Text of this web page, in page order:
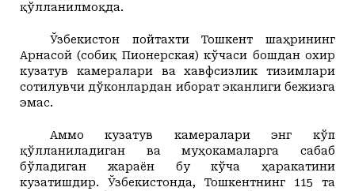
қўлланилмоқда.
Ўзбекистон пойтахти Тошкент шаҳрининг
Арнасой (собиқ Пионерская) кўчаси бошдан охир
кузатув камералари ва хавфсизлик тизимлари
сотилувчи дўконлардан иборат эканлиги бежизга
эмас.
Аммо кузатув камералари энг кўп
қўлланиладиган ва муҳокамаларга сабаб
бўладиган жараён бу кўча ҳаракатини
кузатишдир. Ўзбекистонда, Тошкентнинг 115 та